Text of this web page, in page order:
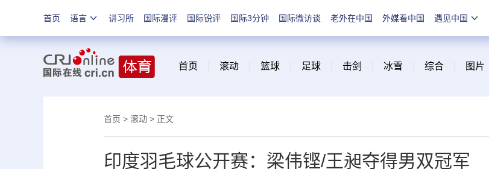
首页 语言 讲习所 国际漫评 国际锐评 国际3分钟 国际微访谈 老外在中国 外媒看中国 遇见中国
首页 滚动 篮球 足球 击剑 冰雪 综合 图片
首页 > 滚动 > 正文
印度羽毛球公开赛：梁伟铿/王昶夺得男双冠军